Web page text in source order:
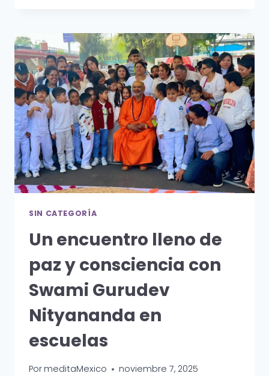
RETO
SOCIOS
FORMADORES
DEL
TEC
DE
MONTERREY
SIN CATEGORÍA
Un encuentro lleno de
paz y consciencia con
Swami Gurudev
Nityananda en
escuelas
Por meditaMexico noviembre 7, 2025